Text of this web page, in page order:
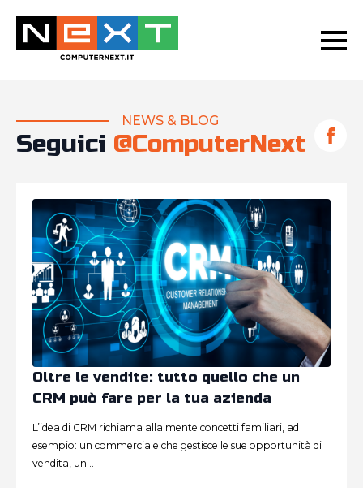
NEWS & BLOG
Seguici @ComputerNext
Oltre le vendite: tutto quello che un
CRM può fare per la tua azienda
L’idea di CRM richiama alla mente concetti familiari, ad
esempio: un commerciale che gestisce le sue opportunità di
vendita, un…